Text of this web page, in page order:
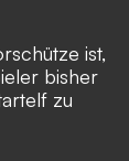
ist,
bisher
zu